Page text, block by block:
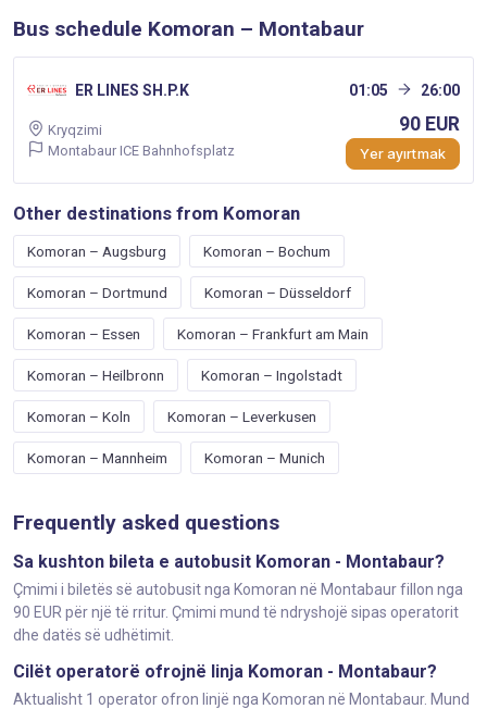
Bus schedule Komoran – Montabaur
ER LINES SH.P.K 01:05 26:00
Kryqzimi
Montabaur ICE Bahnhofsplatz
90 EUR
Yer ayırtmak
Other destinations from Komoran
Komoran – Augsburg Komoran – Bochum
Komoran – Dortmund Komoran – Düsseldorf
Komoran – Essen Komoran – Frankfurt am Main
Komoran – Heilbronn Komoran – Ingolstadt
Komoran – Koln Komoran – Leverkusen
Komoran – Mannheim Komoran – Munich
Frequently asked questions
Sa kushton bileta e autobusit Komoran - Montabaur?
Çmimi i biletës së autobusit nga Komoran në Montabaur fillon nga
90 EUR për një të rritur. Çmimi mund të ndryshojë sipas operatorit
dhe datës së udhëtimit.
Cilët operatorë ofrojnë linja Komoran - Montabaur?
Aktualisht 1 operator ofron linjë nga Komoran në Montabaur. Mund